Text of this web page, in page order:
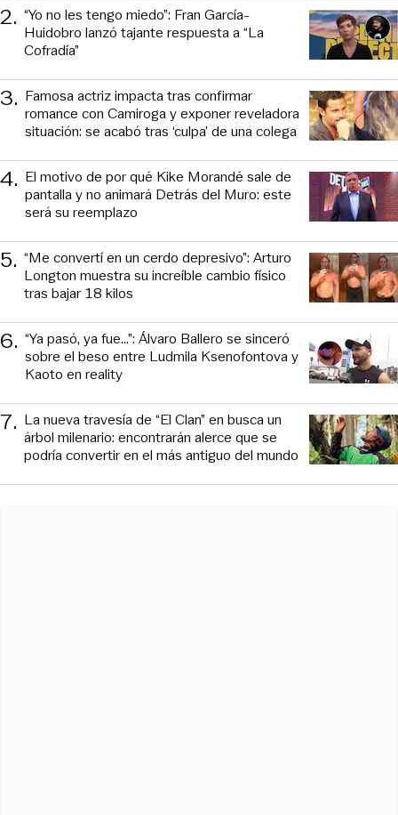
2. “Yo no les tengo miedo”: Fran García-
Huidobro lanzó tajante respuesta a “La
Cofradía”
3. Famosa actriz impacta tras confirmar
romance con Camiroga y exponer reveladora
situación: se acabó tras ‘culpa’ de una colega
4. El motivo de por qué Kike Morandé sale de
pantalla y no animará Detrás del Muro: este
será su reemplazo
5. “Me convertí en un cerdo depresivo”: Arturo
Longton muestra su increíble cambio físico
tras bajar 18 kilos
6. “Ya pasó, ya fue...”: Álvaro Ballero se sinceró
sobre el beso entre Ludmila Ksenofontova y
Kaoto en reality
7. La nueva travesía de “El Clan” en busca un
árbol milenario: encontrarán alerce que se
podría convertir en el más antiguo del mundo